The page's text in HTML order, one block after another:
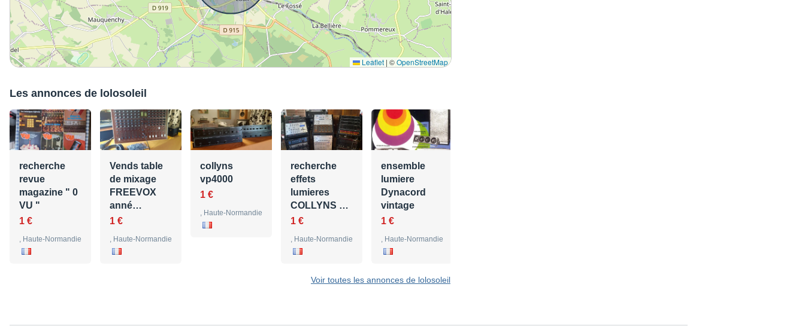
Leaflet | ©OpenStreetMap
Les annonces de lolosoleil
recherche
revue
magazine " 0
VU "
1 €
, Haute-Normandie
Vends table
de mixage
FREEVOX
anné…
1 €
, Haute-Normandie
collyns
vp4000
1 €
, Haute-Normandie
recherche
effets
lumieres
COLLYNS …
1 €
, Haute-Normandie
ensemble
lumiere
Dynacord
vintage
1 €
, Haute-Normandie
Voir toutes les annonces de lolosoleil